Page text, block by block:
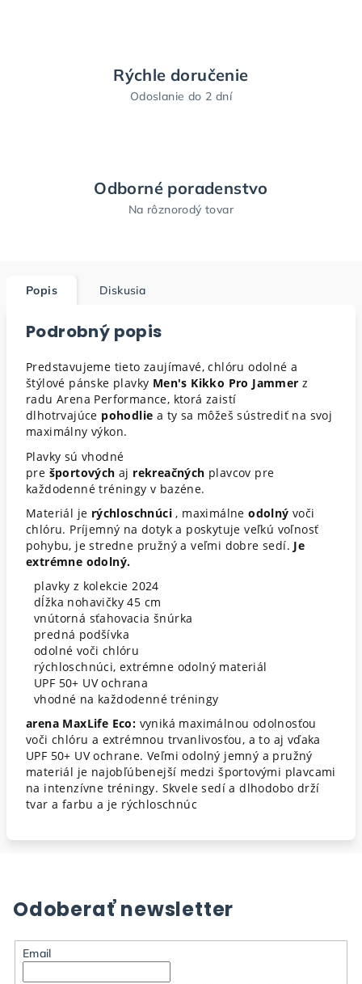
Rýchle doručenie
Odoslanie do 2 dní
Odborné poradenstvo
Na rôznorodý tovar
Popis Diskusia
Podrobný popis
Predstavujeme tieto zaujímavé, chlóru odolné a
štýlové pánske plavky Men's Kikko Pro Jammer z
radu Arena Performance, ktorá zaistí
dlhotrvajúce pohodlie a ty sa môžeš sústrediť na svoj
maximálny výkon.
Plavky sú vhodné
pre športových aj rekreačných plavcov pre
každodenné tréningy v bazéne.
Materiál je rýchloschnúci , maximálneodolný voči
chlóru. Príjemný na dotyk a poskytuje veľkú voľnosť
pohybu, je stredne pružný a veľmi dobre sedí. Je
extrémne odolný.
plavky z kolekcie 2024
dĺžka nohavičky 45 cm
vnútorná sťahovacia šnúrka
predná podšívka
odolné voči chlóru
rýchloschnúci, extrémne odolný materiál
UPF 50+ UV ochrana
vhodné na každodenné tréningy
arena MaxLife Eco: vyniká maximálnou odolnosťou
voči chlóru a extrémnou trvanlivosťou, a to aj vďaka
UPF 50+ UV ochrane. Veľmi odolný jemný a pružný
materiál je najobľúbenejší medzi športovými plavcami
na intenzívne tréningy. Skvele sedí a dlhodobo drží
tvar a farbu a je rýchloschnúc
Odoberať newsletter
Email